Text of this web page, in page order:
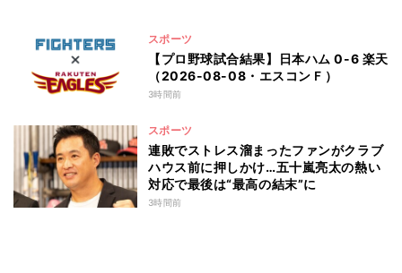
スポーツ
【プロ野球試合結果】日本ハム 0-6 楽天
（2026-08-08・エスコンＦ）
3時間前
スポーツ
連敗でストレス溜まったファンがクラブ
ハウス前に押しかけ…五十嵐亮太の熱い
対応で最後は“最高の結末”に
3時間前